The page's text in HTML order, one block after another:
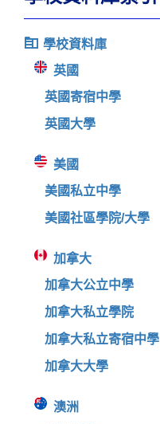
學校資料庫
英國
英國寄宿中學
英國大學
美國
美國私立中學
美國社區學院/大學
加拿大
加拿大公立中學
加拿大私立學院
加拿大私立寄宿中學
加拿大大學
澳洲